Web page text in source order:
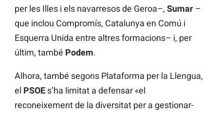
per les Illes i els navarresos de Geroa–, Sumar –
que inclou Compromís, Catalunya en Comú i
Esquerra Unida entre altres formacions– i, per
últim, també Podem.
Alhora, també segons Plataforma per la Llengua,
el PSOE s’ha limitat a defensar «el
reconeixement de la diversitat per a gestionar-